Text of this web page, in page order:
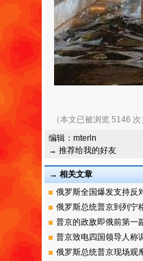
（本文已被浏览 5146 次
编辑： mterln
→ 推荐给我的好友
→ 相关文章
俄罗斯全国爆发支持反
俄罗斯总统普京到列宁
普京的政敌即俄前第一
普京致电四国领导人称
俄罗斯总统普京现场观